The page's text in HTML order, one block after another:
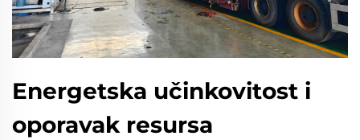
Energetska učinkovitost i
oporavak resursa